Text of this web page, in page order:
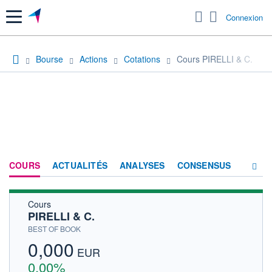
Menu Connexion
Bourse Actions Cotations Cours PIRELLI & C.
COURS ACTUALITÉS ANALYSES CONSENSUS
Cours
PIRELLI & C.
BEST OF BOOK
0,000 EUR
0,00%